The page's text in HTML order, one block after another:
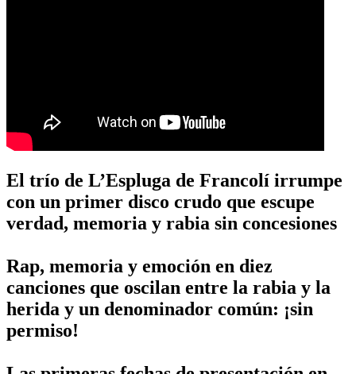
El trío de L’Espluga de Francolí irrumpe
con un primer disco crudo que escupe
verdad, memoria y rabia sin concesiones
Rap, memoria y emoción en diez
canciones que oscilan entre la rabia y la
herida y un denominador común: ¡sin
permiso!